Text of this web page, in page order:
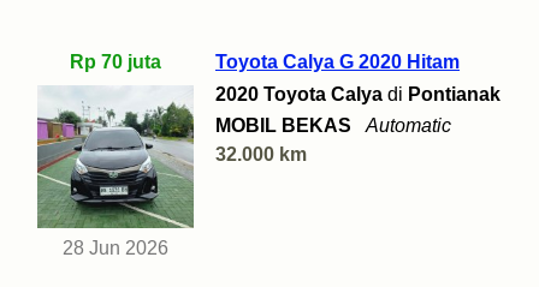
Rp 70 juta
28 Jun 2026
Toyota Calya G 2020 Hitam
2020 Toyota Calya di Pontianak
MOBIL BEKAS
Automatic
32.000 km